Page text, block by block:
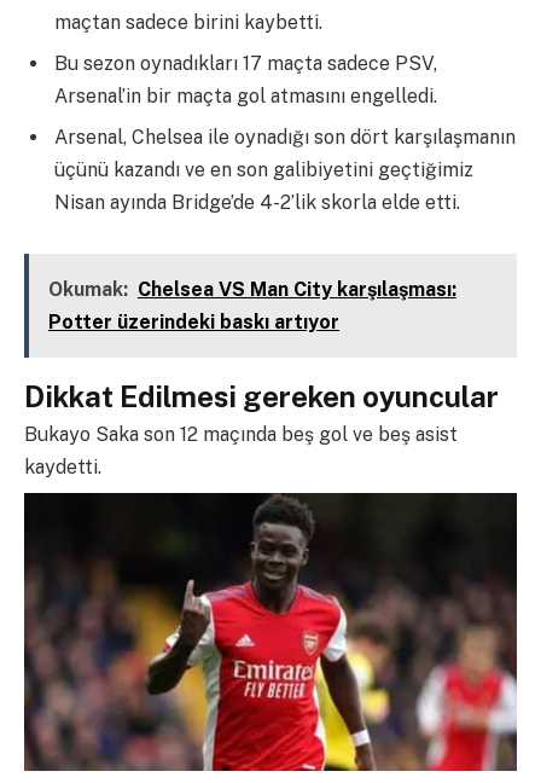
maçtan sadece birini kaybetti.
Bu sezon oynadıkları 17 maçta sadece PSV,
Arsenal’in bir maçta gol atmasını engelledi.
Arsenal, Chelsea ile oynadığı son dört karşılaşmanın
üçünü kazandı ve en son galibiyetini geçtiğimiz
Nisan ayında Bridge’de 4-2’lik skorla elde etti.
Okumak: Chelsea VS Man City karşılaşması:
Potter üzerindeki baskı artıyor
Dikkat Edilmesi gereken oyuncular
Bukayo Saka son 12 maçında beş gol ve beş asist
kaydetti.